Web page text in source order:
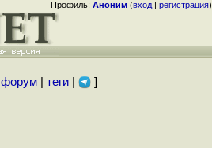
Профиль:Аноним(вход|регистрация)
форум| теги| ]